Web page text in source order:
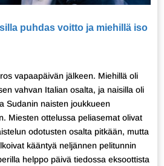
puhdas voitto ja miehillä iso
vapaapäivän jälkeen. Miehillä oli
vahvan Italian osalta, ja naisilla oli
Sudanin naisten joukkueen
Miesten ottelussa peliasemat olivat
odotusten osalta pitkään, mutta
kääntyä neljännen pelitunnin
helppo päivä tiedossa eksoottista